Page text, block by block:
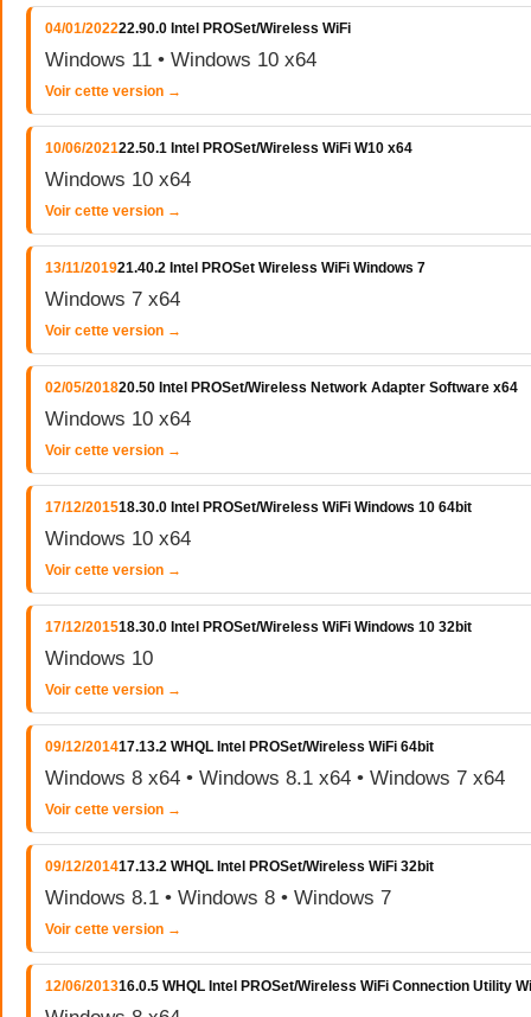
04/01/202222.90.0 Intel PROSet/Wireless WiFi
Windows 11 • Windows 10 x64
Voir cette version →
10/06/202122.50.1 Intel PROSet/Wireless WiFi W10 x64
Windows 10 x64
Voir cette version →
13/11/201921.40.2 Intel PROSet Wireless WiFi Windows 7
Windows 7 x64
Voir cette version →
02/05/201820.50 Intel PROSet/Wireless Network Adapter Software x64
Windows 10 x64
Voir cette version →
17/12/201518.30.0 Intel PROSet/Wireless WiFi Windows 10 64bit
Windows 10 x64
Voir cette version →
17/12/201518.30.0 Intel PROSet/Wireless WiFi Windows 10 32bit
Windows 10
Voir cette version →
09/12/201417.13.2 WHQL Intel PROSet/Wireless WiFi 64bit
Windows 8 x64 • Windows 8.1 x64 • Windows 7 x64
Voir cette version →
09/12/201417.13.2 WHQL Intel PROSet/Wireless WiFi 32bit
Windows 8.1 • Windows 8 • Windows 7
Voir cette version →
12/06/201316.0.5 WHQL Intel PROSet/Wireless WiFi Connection Utility